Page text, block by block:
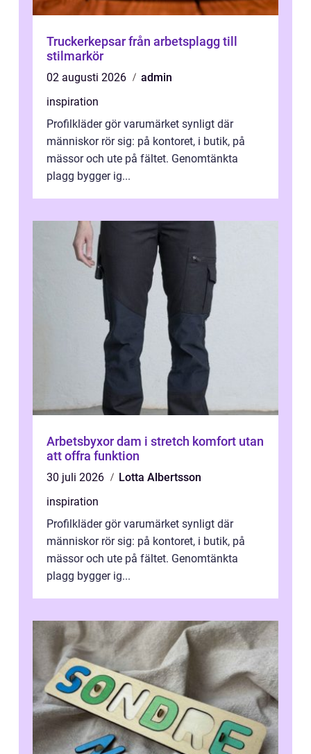
Truckerkepsar från arbetsplagg till
stilmarkör
02 augusti 2026
admin
inspiration
Profilkläder gör varumärket synligt där
människor rör sig: på kontoret, i butik, på
mässor och ute på fältet. Genomtänkta
plagg bygger ig...
Arbetsbyxor dam i stretch komfort utan
att offra funktion
30 juli 2026
Lotta Albertsson
inspiration
Profilkläder gör varumärket synligt där
människor rör sig: på kontoret, i butik, på
mässor och ute på fältet. Genomtänkta
plagg bygger ig...